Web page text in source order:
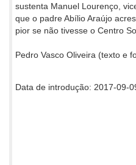
sustenta Manuel Lourenço,
que o padre Abílio Araújo
pior se não tivesse o Centro
Pedro Vasco Oliveira (texto e
Data de introdução: 2017-09-